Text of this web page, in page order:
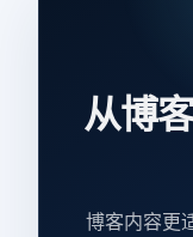
从博
博客内容更